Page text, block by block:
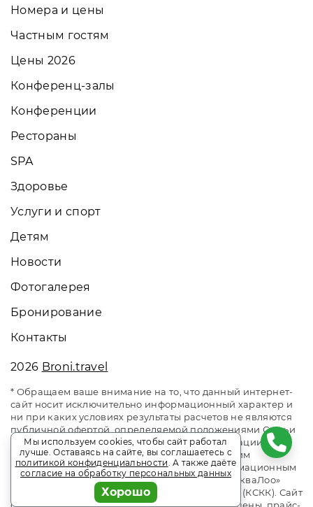
Номера и цены
Частным гостям
Цены 2026
Конференц-залы
Конференции
Рестораны
SPA
Здоровье
Услуги и спорт
Детям
Новости
Фотогалерея
Бронирование
Контакты
2026 Broni.travel
* Обращаем ваше внимание на то, что данный интернет-
сайт носит исключительно информационный характер и
ни при каких условиях результаты расчетов не являются
публичной офертой, определяемой положениями Статьи
437 Гражданского кодекса Российской Федерации. За
окончательным расчетом обращайтесь к нашим
менеджерам. Данный ресурс является информационным
сайтом сервиса бронирования Broni.travel. «АкваЛоо»
клинический санаторно-курортный комплекс (КСКК). Сайт
Мы используем cookies, чтобы сайт работал
лучше. Оставаясь на сайте, вы соглашаетесь с
политикой конфиденциальности. А также даёте
согласие на обработку персональных данных
Хорошо